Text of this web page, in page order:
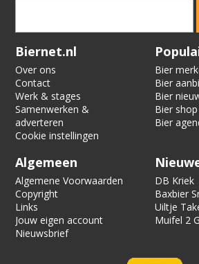
Verification code:
Biernet.nl
Over ons
Contact
Werk & stages
Samenwerken &
adverteren
Cookie instellingen
Bier
Bier
Bier
Bier shop
Bier
Algemeen
Algemene Voorwaarden
Copyright
Links
Jouw eigen account
Nieuwsbrief
DB Kriek
Baxbier
Strata
Uiltje
the Hotel
Muifel 2